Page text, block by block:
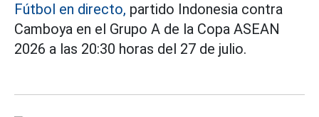
Fútbol en directo, partido Indonesia contra
Camboya en el Grupo A de la Copa ASEAN
2026 a las 20:30 horas del 27 de julio.